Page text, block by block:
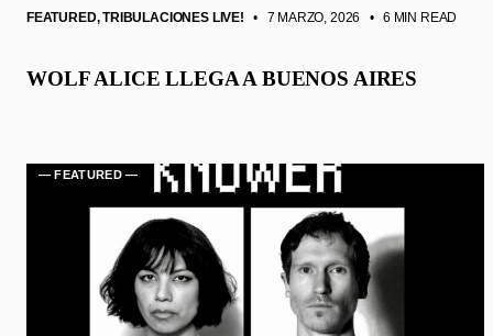
FEATURED,TRIBULACIONES LIVE! • 7 MARZO, 2026 • 6 MIN READ
WOLF ALICE LLEGA A BUENOS AIRES
— FEATURED —